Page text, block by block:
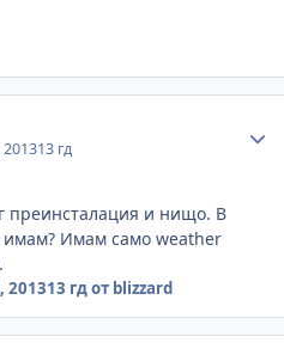
13 гд
преинсталация и нищо. В
имам? Имам само weather
201313 гдот blizzard